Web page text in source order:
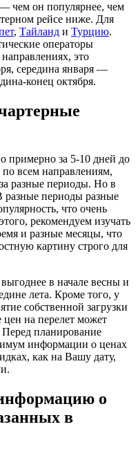
чем он популярнее, чем
рейсе ниже. Для
, Тайланд и Турцию.
операторы
это
середина января —
конец октября.
примерно за 5-10 дней до
всем направлениям,
разные периоды. Но в
разные периоды разные
что очень
рекомендуем изучать
и разные месяцы, что
картину строго для
в начале весны и
лета. Кроме того, у
собственной загрузки
цен на перелет может
планирование
информации о ценах
как на Вашу дату,
о
в